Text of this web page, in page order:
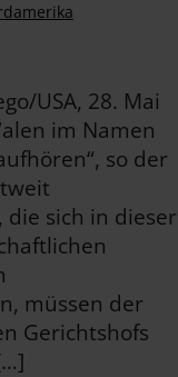
USA, 28. Mai
im Namen
so der
sich in dieser
müssen der
Gerichtshofs